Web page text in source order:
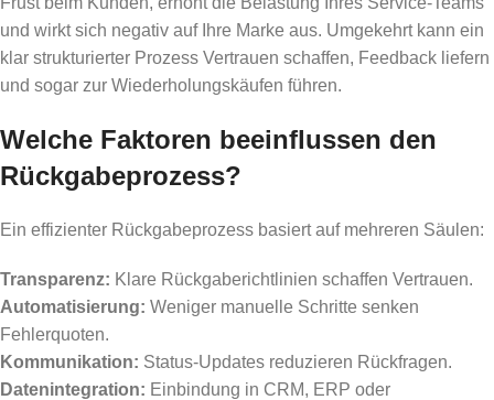
und wirkt sich negativ auf Ihre Marke aus. Umgekehrt kann ein
klar strukturierter Prozess Vertrauen schaffen, Feedback liefern
und sogar zur Wiederholungskäufen führen.
Welche Faktoren beeinflussen den
Rückgabeprozess?
Ein effizienter Rückgabeprozess basiert auf mehreren Säulen:
Transparenz: Klare Rückgaberichtlinien schaffen Vertrauen.
Automatisierung: Weniger manuelle Schritte senken
Fehlerquoten.
Kommunikation: Status-Updates reduzieren Rückfragen.
Datenintegration: Einbindung in CRM, ERP oder